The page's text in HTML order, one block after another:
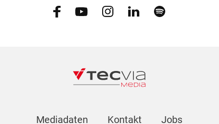
Mediadaten Kontakt Jobs